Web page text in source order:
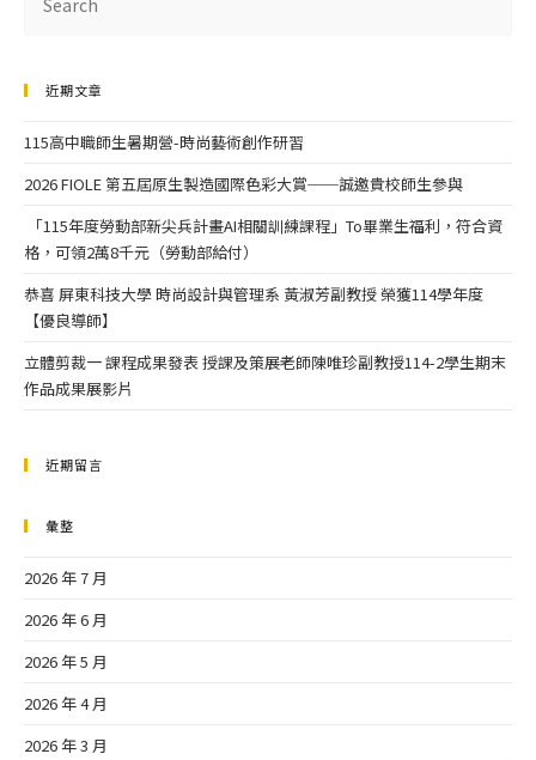
近期文章
115高中職師生暑期營-時尚藝術創作研習
2026 FIOLE 第五屆原生製造國際色彩大賞──誠邀貴校師生參與
「115年度勞動部新尖兵計畫AI相關訓練課程」To畢業生福利，符合資
格，可領2萬8千元（勞動部給付）
恭喜 屏東科技大學 時尚設計與管理系 黃淑芳副教授 榮獲114學年度
【優良導師】
立體剪裁一 課程成果發表 授課及策展老師陳唯珍副教授114-2學生期末
作品成果展影片
近期留言
彙整
2026 年 7 月
2026 年 6 月
2026 年 5 月
2026 年 4 月
2026 年 3 月